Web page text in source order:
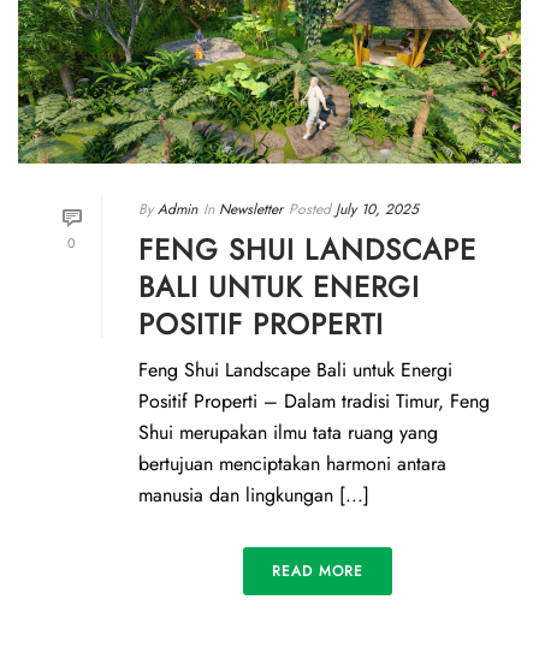
0
By Admin In Newsletter Posted July 10, 2025
FENG SHUI LANDSCAPE
BALI UNTUK ENERGI
POSITIF PROPERTI
Feng Shui Landscape Bali untuk Energi
Positif Properti – Dalam tradisi Timur, Feng
Shui merupakan ilmu tata ruang yang
bertujuan menciptakan harmoni antara
manusia dan lingkungan [...]
READ MORE